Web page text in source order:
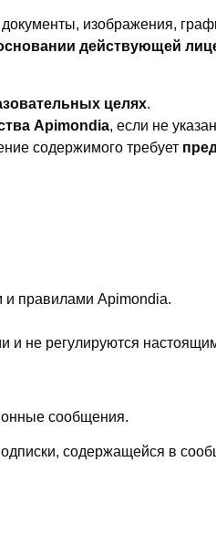
изображения,
действующей
целях.
Apimondia, если не
содержимого требует
и правилами Apimondia.
и не регулируются
сообщения.
содержащейся в